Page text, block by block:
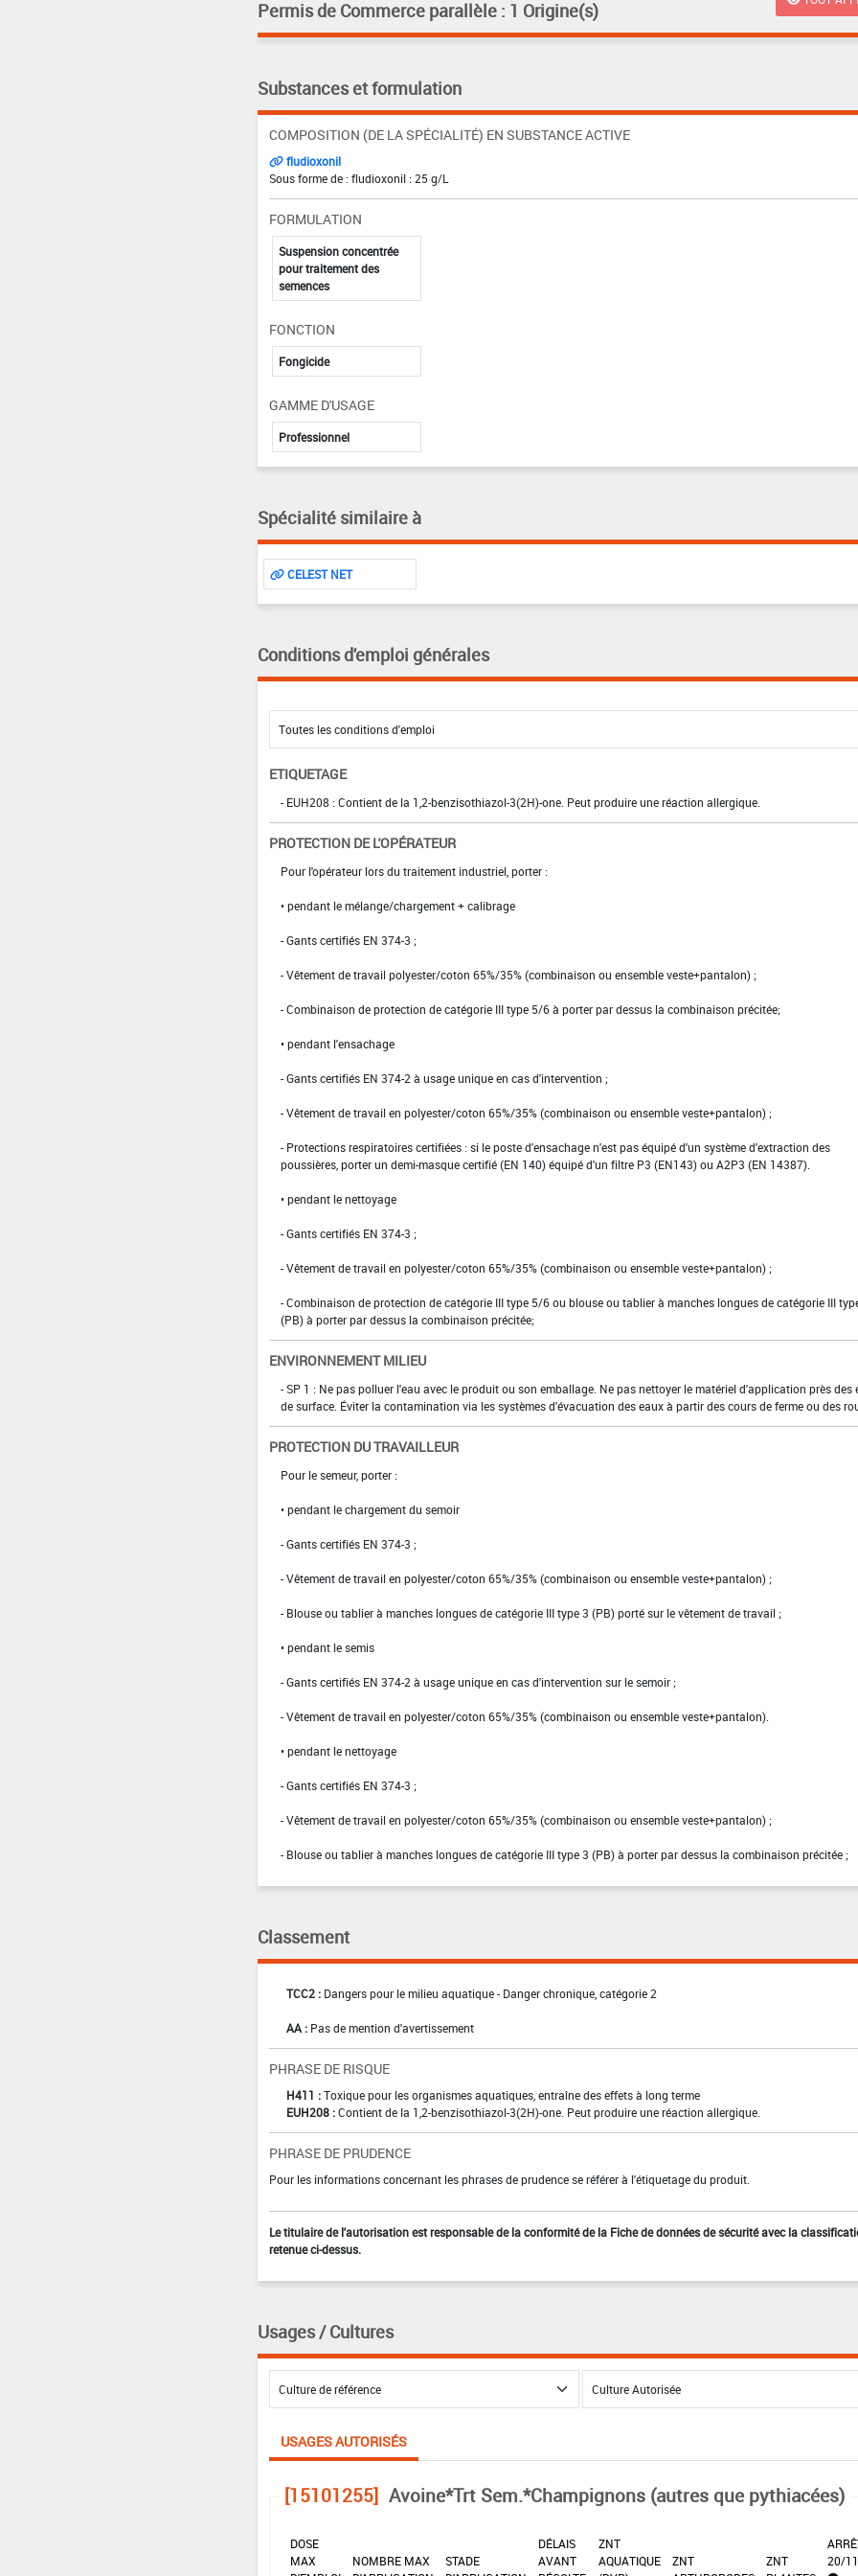
Permis de Commerce parallèle : 1 Origine(s)
Substances et formulation
COMPOSITION (DE LA SPÉCIALITÉ) EN SUBSTANCE ACTIVE
fludioxonil
Sous forme de : fludioxonil : 25 g/L
FORMULATION
Suspension concentrée
pour traitement des
semences
FONCTION
Fongicide
GAMME D'USAGE
Professionnel
Spécialité similaire à
CELEST NET
Conditions d'emploi générales
ETIQUETAGE
- EUH208 : Contient de la 1,2-benzisothiazol-3(2H)-one. Peut produire une réaction allergique.
PROTECTION DE L'OPÉRATEUR
Pour l'opérateur lors du traitement industriel, porter :
• pendant le mélange/chargement + calibrage
- Gants certifiés EN 374-3 ;
- Vêtement de travail polyester/coton 65%/35% (combinaison ou ensemble veste+pantalon) ;
- Combinaison de protection de catégorie III type 5/6 à porter par dessus la combinaison précitée;
• pendant l'ensachage
- Gants certifiés EN 374-2 à usage unique en cas d'intervention ;
- Vêtement de travail en polyester/coton 65%/35% (combinaison ou ensemble veste+pantalon) ;
- Protections respiratoires certifiées : si le poste d'ensachage n'est pas équipé d'un système d'extraction des
poussières, porter un demi-masque certifié (EN 140) équipé d'un filtre P3 (EN143) ou A2P3 (EN 14387).
• pendant le nettoyage
- Gants certifiés EN 374-3 ;
- Vêtement de travail en polyester/coton 65%/35% (combinaison ou ensemble veste+pantalon) ;
- Combinaison de protection de catégorie III type 5/6 ou blouse ou tablier à manches longues de catégorie III
(PB) à porter par dessus la combinaison précitée;
ENVIRONNEMENT MILIEU
- SP 1 : Ne pas polluer l'eau avec le produit ou son emballage. Ne pas nettoyer le matériel d'application près des
de surface. Éviter la contamination via les systèmes d'évacuation des eaux à partir des cours de ferme ou des
PROTECTION DU TRAVAILLEUR
Pour le semeur, porter :
• pendant le chargement du semoir
- Gants certifiés EN 374-3 ;
- Vêtement de travail en polyester/coton 65%/35% (combinaison ou ensemble veste+pantalon) ;
- Blouse ou tablier à manches longues de catégorie III type 3 (PB) porté sur le vêtement de travail ;
• pendant le semis
- Gants certifiés EN 374-2 à usage unique en cas d'intervention sur le semoir ;
- Vêtement de travail en polyester/coton 65%/35% (combinaison ou ensemble veste+pantalon).
• pendant le nettoyage
- Gants certifiés EN 374-3 ;
- Vêtement de travail en polyester/coton 65%/35% (combinaison ou ensemble veste+pantalon) ;
- Blouse ou tablier à manches longues de catégorie III type 3 (PB) à porter par dessus la combinaison précitée ;
Classement
TCC2 : Dangers pour le milieu aquatique - Danger chronique, catégorie 2
AA : Pas de mention d'avertissement
PHRASE DE RISQUE
H411 : Toxique pour les organismes aquatiques, entraîne des effets à long terme
EUH208 : Contient de la 1,2-benzisothiazol-3(2H)-one. Peut produire une réaction allergique.
PHRASE DE PRUDENCE
Pour les informations concernant les phrases de prudence se référer à l'étiquetage du produit.
Le titulaire de l'autorisation est responsable de la conformité de la Fiche de données de sécurité avec la
retenue ci-dessus.
Usages / Cultures
USAGES AUTORISÉS
[15101255] Avoine*Trt Sem.*Champignons (autres que pythiacées)
DOSE
MAX
NOMBRE MAX
STADE
DÉLAIS
AVANT
ZNT
AQUATIQUE
ZNT
ZNT
20/